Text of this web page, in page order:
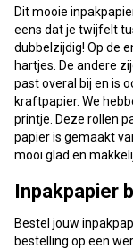
Dit mooie
eens dat je twijfelt
dubbelzijdig! Op de
hartjes. De andere
past overal bij en is
kraftpapier. We
printje. Deze rollen
papier is gemaakt
mooi glad en
Inpakpapier
Bestel jouw
bestelling op een